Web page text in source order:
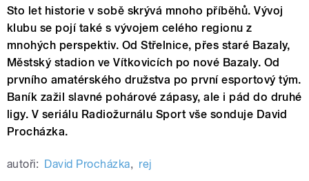
Sto let historie v sobě skrývá mnoho příběhů. Vývoj
klubu se pojí také s vývojem celého regionu z
mnohých perspektiv. Od Střelnice, přes staré Bazaly,
Městský stadion ve Vítkovicích po nové Bazaly. Od
prvního amatérského družstva po první esportový tým.
Baník zažil slavné pohárové zápasy, ale i pád do druhé
ligy. V seriálu Radiožurnálu Sport vše sonduje David
Procházka.
autoři: David Procházka, rej